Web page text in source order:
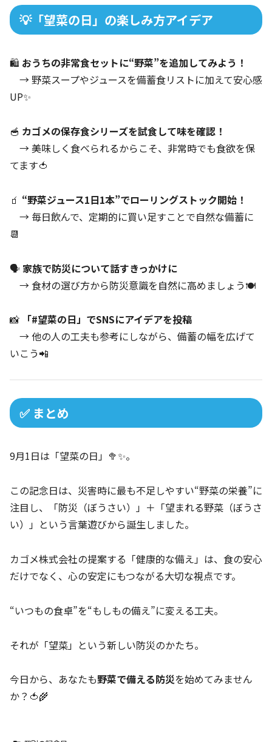
💡「望菜の日」の楽しみ方アイデア
🛍️ おうちの非常食セットに“野菜”を追加してみよう！
→ 野菜スープやジュースを備蓄食リストに加えて安心感
UP✨
🥣 カゴメの保存食シリーズを試食して味を確認！
→ 美味しく食べられるからこそ、非常時でも食欲を保
てます🍅
🧃 “野菜ジュース1日1本”でローリングストック開始！
→ 毎日飲んで、定期的に買い足すことで自然な備蓄に
📆
🗣️家族で防災について話すきっかけに
→ 食材の選び方から防災意識を自然に高めましょう🍽️
📸 「#望菜の日」でSNSにアイデアを投稿
→ 他の人の工夫も参考にしながら、備蓄の幅を広げて
いこう📲
✅ まとめ
9月1日は「望菜の日」🥦✨。
この記念日は、災害時に最も不足しやすい“野菜の栄養”に
注目し、「防災（ぼうさい）」＋「望まれる野菜（ぼうさ
い）」という言葉遊びから誕生しました。
カゴメ株式会社の提案する「健康的な備え」は、食の安心
だけでなく、心の安定にもつながる大切な視点です。
“いつもの食卓”を“もしもの備え”に変える工夫。
それが「望菜」という新しい防災のかたち。
今日から、あなたも野菜で備える防災を始めてみません
か？🍅🌾